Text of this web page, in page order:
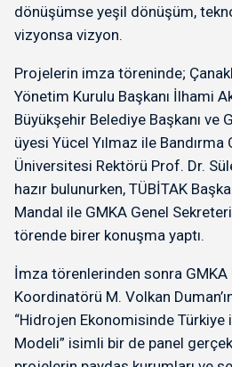
dönüşümse yeşil dönüşüm,
vizyonsa vizyon.
Projelerin imza töreninde;
Yönetim Kurulu Başkanı İlhami
Büyükşehir Belediye Başkanı ve
üyesi Yücel Yılmaz ile Bandırma
Üniversitesi Rektörü Prof. Dr.
hazır bulunurken, TÜBİTAK
Mandal ile GMKA Genel
törende birer konuşma yaptı.
İmza törenlerinden sonra GMKA
Koordinatörü M. Volkan
“Hidrojen Ekonomisinde Türkiye
Modeli” isimli bir de panel